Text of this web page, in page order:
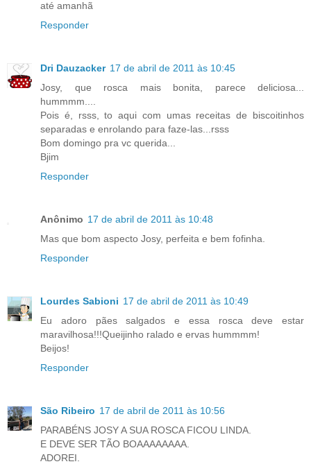
até amanhã
Responder
Dri Dauzacker 17 de abril de 2011 às 10:45
Josy, que rosca mais bonita, parece deliciosa...
hummmm....
Pois é, rsss, to aqui com umas receitas de biscoitinhos
separadas e enrolando para faze-las...rsss
Bom domingo pra vc querida...
Bjim
Responder
Anônimo 17 de abril de 2011 às 10:48
Mas que bom aspecto Josy, perfeita e bem fofinha.
Responder
Lourdes Sabioni 17 de abril de 2011 às 10:49
Eu adoro pães salgados e essa rosca deve estar
maravilhosa!!!Queijinho ralado e ervas hummmm!
Beijos!
Responder
São Ribeiro 17 de abril de 2011 às 10:56
PARABÉNS JOSY A SUA ROSCA FICOU LINDA.
E DEVE SER TÃO BOAAAAAAAA.
ADOREI.